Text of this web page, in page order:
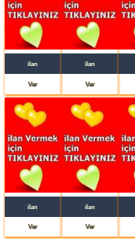
ilan
Ver
ilan
Ver
ilan
Ver
ilan
Ver